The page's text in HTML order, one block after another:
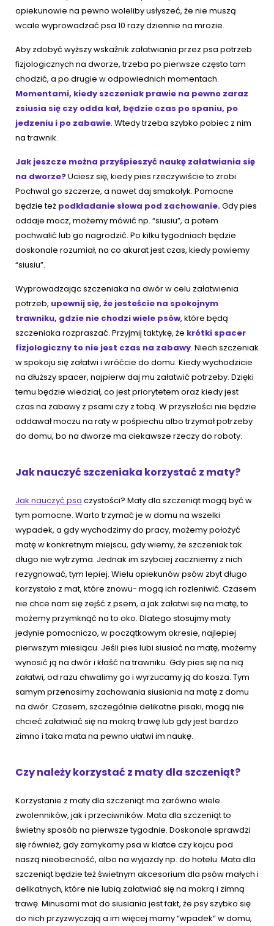
opiekunowie na pewno woleliby usłyszeć, że nie muszą
wcale wyprowadzać psa 10 razy dziennie na mrozie.
Aby zdobyć wyższy wskaźnik załatwiania przez psa potrzeb
fizjologicznych na dworze, trzeba po pierwsze często tam
chodzić, a po drugie w odpowiednich momentach.
Momentami, kiedy szczeniak prawie na pewno zaraz
zsiusia się czy odda kał, będzie czas po spaniu, po
jedzeniu i po zabawie. Wtedy trzeba szybko pobiec z nim
na trawnik.
Jak jeszcze można przyśpieszyć naukę załatwiania się
na dworze?Uciesz się, kiedy pies rzeczywiście to zrobi.
Pochwal go szczerze, a nawet daj smakołyk. Pomocne
będzie też podkładanie słowa pod zachowanie.Gdy pies
oddaje mocz, możemy mówić np. “siusiu”, a potem
pochwalić lub go nagrodzić. Po kilku tygodniach będzie
doskonale rozumiał, na co akurat jest czas, kiedy powiemy
“siusiu”.
Wyprowadzając szczeniaka na dwór w celu załatwienia
potrzeb, upewnij się, że jesteście na spokojnym
trawniku, gdzie nie chodzi wiele psów, które będą
szczeniaka rozpraszać. Przyjmij taktykę, że krótki spacer
fizjologiczny to nie jest czas na zabawy. Niech szczeniak
w spokoju się załatwi i wróćcie do domu. Kiedy wychodzicie
na dłuższy spacer, najpierw daj mu załatwić potrzeby. Dzięki
temu będzie wiedział, co jest priorytetem oraz kiedy jest
czas na zabawy z psami czy z tobą. W przyszłości nie będzie
oddawał moczu na raty w pośpiechu albo trzymał potrzeby
do domu, bo na dworze ma ciekawsze rzeczy do roboty.
Jak nauczyć szczeniaka korzystać z maty?
Jak nauczyć psa czystości? Maty dla szczeniąt mogą być w
tym pomocne. Warto trzymać je w domu na wszelki
wypadek, a gdy wychodzimy do pracy, możemy położyć
matę w konkretnym miejscu, gdy wiemy, że szczeniak tak
długo nie wytrzyma. Jednak im szybciej zaczniemy z nich
rezygnować, tym lepiej. Wielu opiekunów psów zbyt długo
korzystało z mat, które znowu- mogą ich rozleniwić. Czasem
nie chce nam się zejść z psem, a jak załatwi się na matę, to
możemy przymknąć na to oko. Dlatego stosujmy maty
jedynie pomocniczo, w początkowym okresie, najlepiej
pierwszym miesiącu. Jeśli pies lubi siusiać na matę, możemy
wynosić ją na dwór i kłaść na trawniku. Gdy pies się na nią
załatwi, od razu chwalimy go i wyrzucamy ją do kosza. Tym
samym przenosimy zachowania siusiania na matę z domu
na dwór. Czasem, szczególnie delikatne pisaki, mogą nie
chcieć załatwiać się na mokrą trawę lub gdy jest bardzo
zimno i taka mata na pewno ułatwi im naukę.
Czy należy korzystać z maty dla szczeniąt?
Korzystanie z maty dla szczeniąt ma zarówno wiele
zwolenników, jak i przeciwników. Mata dla szczeniąt to
świetny sposób na pierwsze tygodnie. Doskonale sprawdzi
się również, gdy zamykamy psa w klatce czy kojcu pod
naszą nieobecność, albo na wyjazdy np. do hotelu. Mata dla
szczeniąt będzie też świetnym akcesorium dla psów małych i
delikatnych, które nie lubią załatwiać się na mokrą i zimną
trawę. Minusami mat do siusiania jest fakt, że psy szybko się
do nich przyzwyczają a im więcej mamy “wpadek” w domu,